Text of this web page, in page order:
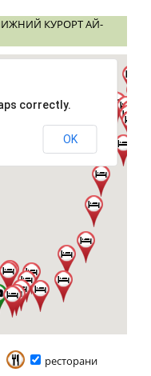
КУРОРТ АЙ-
correctly.
OK
ресторани